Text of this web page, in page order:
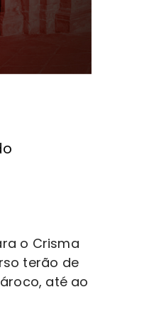
o Crisma
terão de
até ao